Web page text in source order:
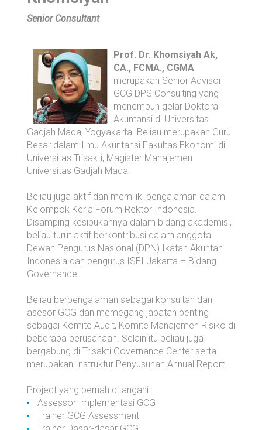
Senior Consultant
Prof. Dr. Khomsiyah Ak,
CA., FCMA., CGMA
merupakan Senior Advisor
GCG DPS Consulting yang
menempuh gelar Doktoral
Akuntansi di Universitas
Gadjah Mada, Yogyakarta. Beliau merupakan Guru
Besar dalam Ilmu Akuntansi Fakultas Ekonomi di
Universitas Trisakti, Magister Manajemen
Universitas Gadjah Mada.
Beliau juga aktif dan memiliki pengalaman dalam
Kelompok Kerja Forum Rektor Indonesia.
Disamping kesibukannya dalam bidang akademisi,
beliau turut aktif berkontribusi dalam anggota
Dewan Pengurus Nasional (DPN) Ikatan Akuntan
Indonesia dan pengurus ISEI Jakarta – Bidang
Governance.
Beliau berpengalaman sebagai konsultan dan
asesor GCG dan memegang jabatan penting
sebagai Komite Audit, Komite Manajemen Risiko di
beberapa perusahaan. Selain itu beliau juga
bergabung di Trisakti Governance Center serta
merupakan Instruktur Penyusunan Annual Report.
Project yang pernah ditangani :
Assessor Implementasi GCG
Trainer GCG Assessment